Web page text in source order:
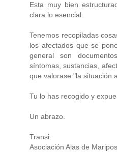
Esta muy bien
clara lo esencial.
Tenemos recopiladas
los afectados que se
general son
síntomas, sustancias,
que valorase "la situación
Tu lo has recogido y
Un abrazo.
Transi.
Asociación Alas de